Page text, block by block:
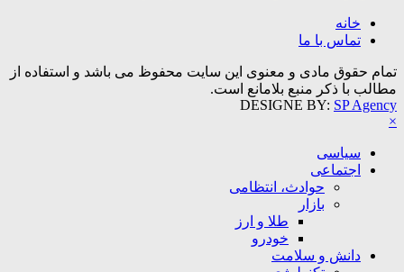
خانه
تماس با ما
تمام حقوق مادی و معنوی این سایت محفوظ می باشد و استفاده از
مطالب با ذکر منبع بلامانع است.
DESIGNE BY: SP Agency
×
سیاسی
اجتماعی
حوادث، انتظامی
بازار
طلا و ارز
خودرو
دانش و سلامت